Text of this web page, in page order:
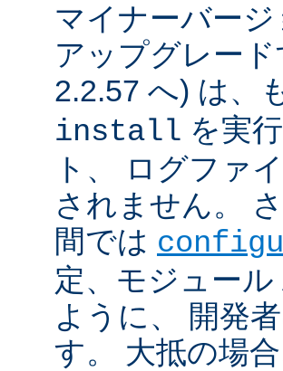
マイナーバー
アップグレー
2.2.57 へ) は、
install を実
ト、 ログファ
されません。
間では
定、モジュー
ように、 開発
す。 大抵の場